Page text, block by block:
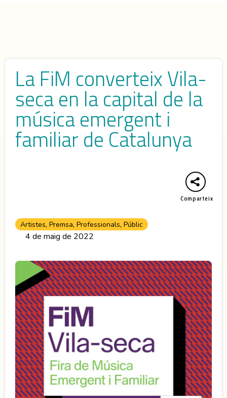
La FiM converteix Vila-
seca en la capital de la
música emergent i
familiar de Catalunya
Comparteix
Artistes, Premsa, Professionals, Públic
4 de maig de 2022